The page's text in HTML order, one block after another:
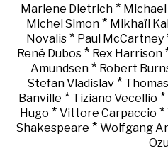
Marlene Dietrich* Michael
Michel Simon * Mikhaïl
Novalis* Paul McCartney
René Dubos* Rex Harrison
Amundsen* Robert
Stefan Vladislav *
Banville * Tiziano Vecellio *
Hugo * Vittore Carpaccio *
Shakespeare * Wolfgang